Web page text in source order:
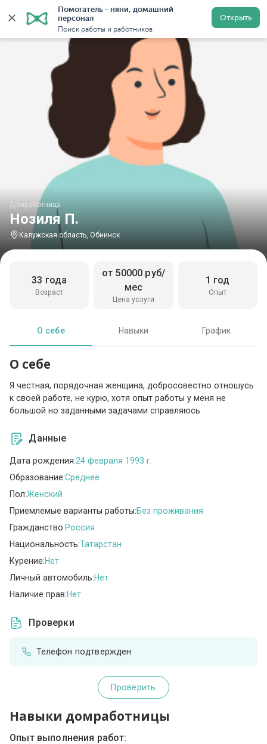
Помогатель - няни, домашний
персонал
Поиск работы и работников
Открыть
Главная Домработницы Домработницы в Калужской
Нозиля П.
Домработница
Калужская область, Обнинск
Возраст
33 года
Цена услуги
от 50000 руб/
мес
Опыт
1 год
О себе Навыки График
О себе
Я честная, порядочная женщина, добросовестно отношусь
к своей работе, не курю, хотя опыт работы у меня не
большой но заданными задачами справляюсь
Данные
Дата рождения:24 февраля 1993 г.
Образование:Среднее
Пол:Женский
Приемлемые варианты работы:Без проживания
Гражданство:Россия
Национальность:Татарстан
Курение:Нет
Личный автомобиль:Нет
Наличие прав:Нет
Проверки
Телефон подтвержден
Проверить
Навыки домработницы
Опыт выполнения работ: